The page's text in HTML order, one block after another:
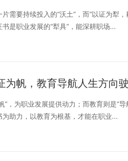
需要持续投入的“沃土”，而“以证为犁
是职业发展的“犁具”，能深耕职场...
帆，教育导航人生方向
，为职业发展提供动力；而教育则是“
助力，以教育为根基，才能在职业...